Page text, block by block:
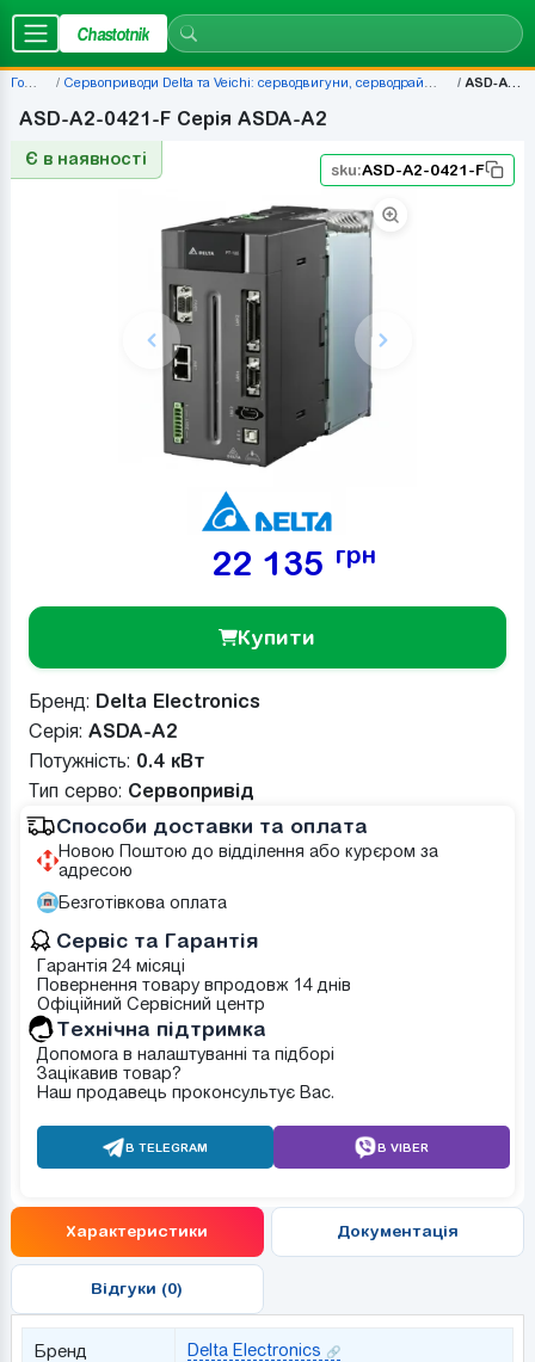
Chastotnik
Головна Сервоприводи Delta та Veichi: серводвигуни, серводрайвери, комплекти — ціни | Chastotnik.ua ASD-A2-0421-F
ASD-A2-0421-F Серія ASDA-A2
Є в наявності
sku:ASD-A2-0421-F
22 135 грн
Купити
Бренд: Delta Electronics
Серія: ASDA-A2
Потужність: 0.4 кВт
Тип серво: Сервопривід
Способи доставки та оплата
Новою Поштою до відділення або курєром за
адресою
Безготівкова оплата
Сервіс та Гарантія
Гарантія 24 місяці
Повернення товару впродовж 14 днів
Офіційний Сервісний центр
Tехнічна підтримка
Допомога в налаштуванні та підборі
Зацікавив товар?
Наш продавець проконсультує Вас.
В TELEGRAM В VIBER
Характеристики Документація
Відгуки (0)
Бренд Delta Electronics